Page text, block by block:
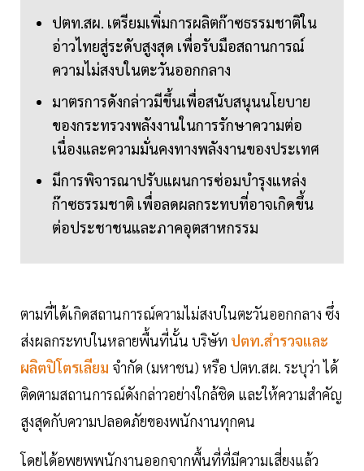
ปตท.สผ. เตรียมเพิ่มการผลิตก๊าซธรรมชาติใน
อ่าวไทยสู่ระดับสูงสุด เพื่อรับมือสถานการณ์
ความไม่สงบในตะวันออกกลาง
มาตรการดังกล่าวมีขึ้นเพื่อสนับสนุนนโยบาย
ของกระทรวงพลังงานในการรักษาความต่อ
เนื่องและความมั่นคงทางพลังงานของประเทศ
มีการพิจารณาปรับแผนการซ่อมบำรุงแหล่ง
ก๊าซธรรมชาติ เพื่อลดผลกระทบที่อาจเกิดขึ้น
ต่อประชาชนและภาคอุตสาหกรรม
ตามที่ได้เกิดสถานการณ์ความไม่สงบในตะวันออกกลาง ซึ่ง
ส่งผลกระทบในหลายพื้นที่นั้น บริษัท ปตท.สำรวจและ
ผลิตปิโตรเลียม จำกัด (มหาชน) หรือ ปตท.สผ. ระบุว่า ได้
ติดตามสถานการณ์ดังกล่าวอย่างใกล้ชิด และให้ความสำคัญ
สูงสุดกับความปลอดภัยของพนักงานทุกคน
โดยได้อพยพพนักงานออกจากพื้นที่ที่มีความเสี่ยงแล้ว